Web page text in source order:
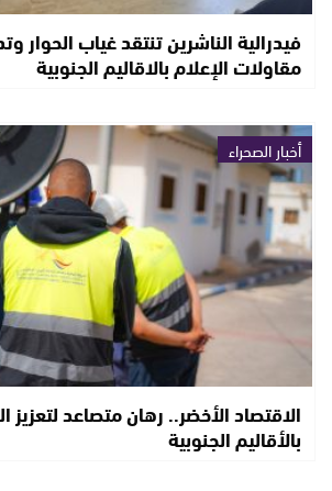
فيدرالية الناشرين تنتقد غياب الحوار
مقاولات الإعلام بالاقاليم الجنوبية
أخبار الصحراء
الاقتصاد الأخضر.. رهان متصاعد لتعزيز
بالأقاليم الجنوبية